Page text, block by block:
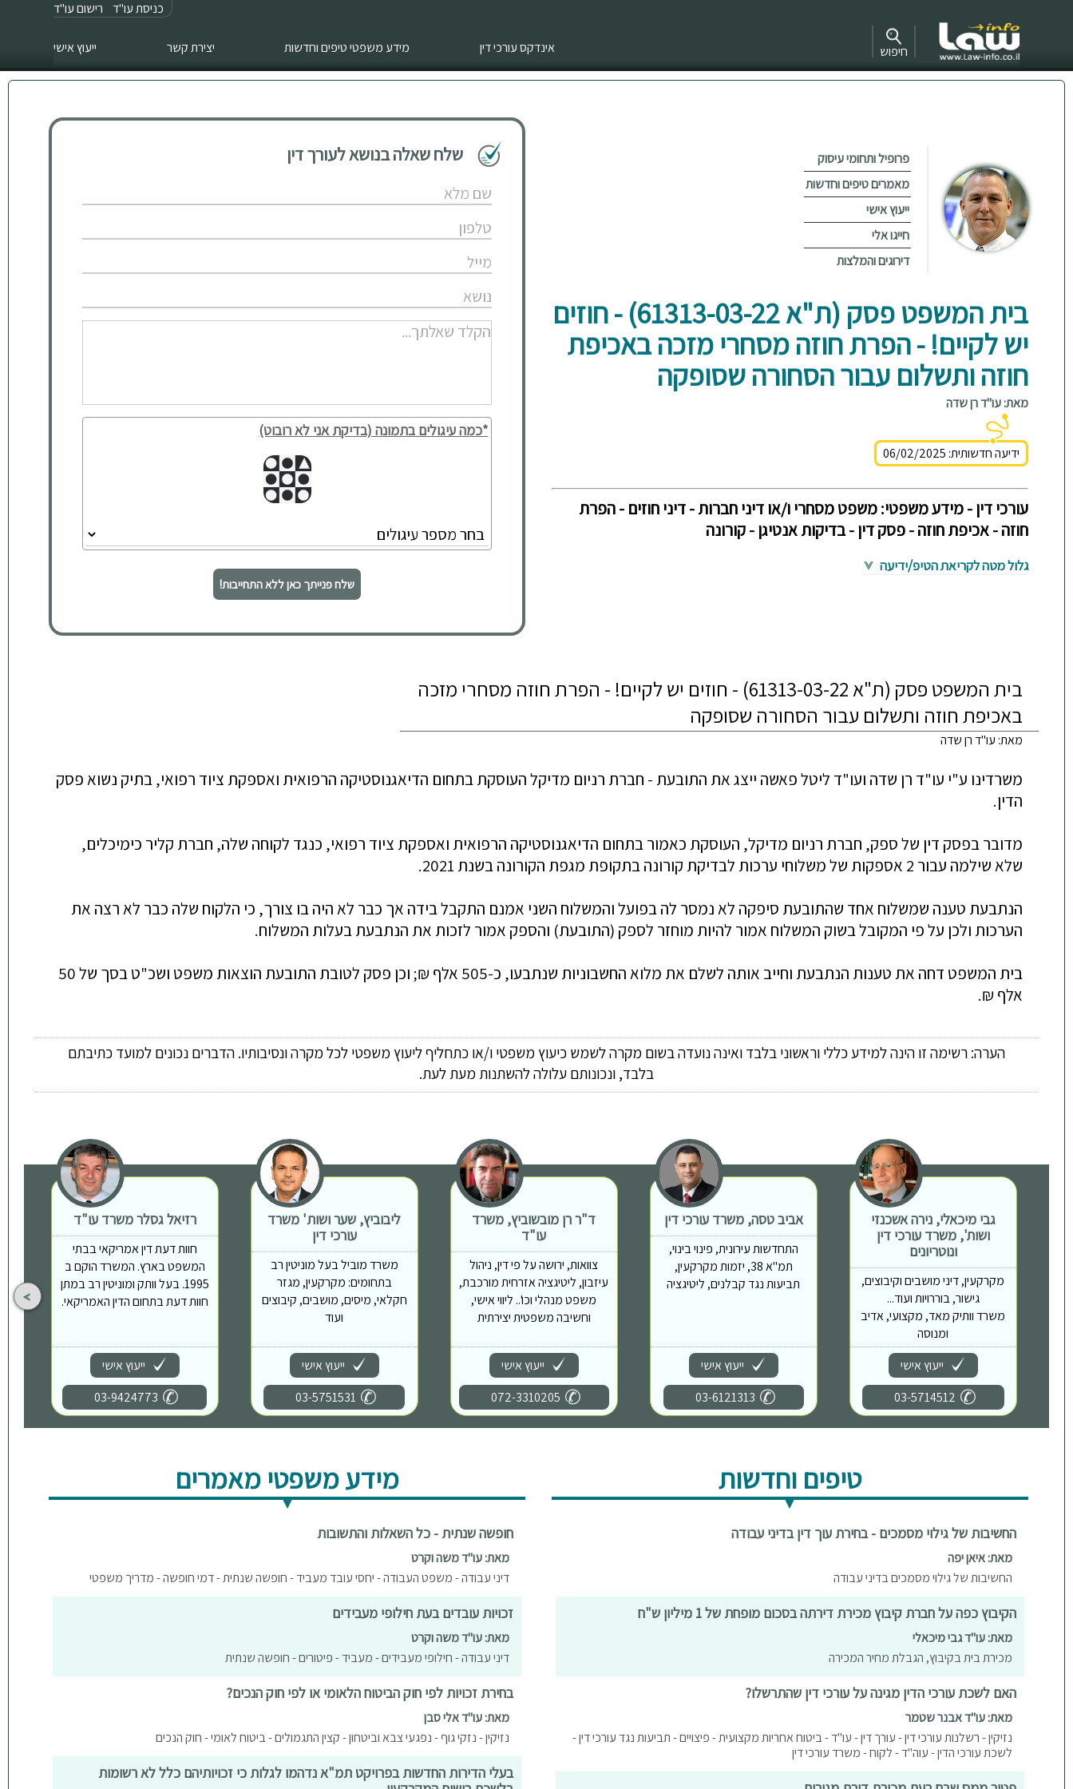
כניסת עו"ד רישום עו"ד
אינדקס עורכי דין מידע משפטי טיפים וחדשות יצירת קשר ייעוץ אישי חיפוש
פרופיל ותחומי עיסוק
מאמרים טיפים וחדשות
ייעוץ אישי
חייגו אלי
דירוגים והמלצות
בית המשפט פסק (ת"א 61313-03-22) - חוזים
יש לקיים! - הפרת חוזה מסחרי מזכה באכיפת
חוזה ותשלום עבור הסחורה שסופקה
מאת: עו"ד רן שדה
ידיעה חדשותית: 06/02/2025
עורכי דין - מידע משפטי: משפט מסחרי ו/או דיני חברות - דיני חוזים - הפרת
חוזה - אכיפת חוזה - פסק דין - בדיקות אנטיגן - קורונה
גלול מטה לקריאת הטיפ/ידיעה
שלח שאלה בנושא לעורך דין
*כמה עיגולים בתמונה (בדיקת אני לא רובוט)
שלח פנייתך כאן ללא התחייבות!
בית המשפט פסק (ת"א 61313-03-22) - חוזים יש לקיים! - הפרת חוזה מסחרי מזכה
באכיפת חוזה ותשלום עבור הסחורה שסופקה
מאת: עו"ד רן שדה
אלף ₪.
הערה: רשימה זו הינה למידע כללי וראשוני בלבד ואינה נועדה בשום מקרה לשמש כיעוץ משפטי ו/או כתחליף ליעוץ משפטי לכל מקרה ונסיבותיו. הדברים נכונים למועד כתיבתם
בלבד, ונכונותם עלולה להשתנות מעת לעת.
גבי מיכאלי, נירה אשכנזי
ושות', משרד עורכי דין
ונוטריונים
מקרקעין, דיני מושבים וקיבוצים,
גישור, בוררויות ועוד...
משרד וותיק מאד, מקצועי, אדיב
ומנוסה
ייעוץ אישי
03-5714512
אביב טסה, משרד עורכי דין
התחדשות עירונית, פינוי בינוי,
תמ"א 38, יזמות מקרקעין,
תביעות נגד קבלנים, ליטיגציה
ייעוץ אישי
03-6121313
ד"ר רן מובשוביץ, משרד
עו"ד
צוואות, ירושה על פי דין, ניהול
עיזבון, ליטיגציה אזרחית מורכבת,
משפט מנהלי וכו'.. ליווי אישי,
וחשיבה משפטית יצירתית
ייעוץ אישי
072-3310205
ליבוביץ, שער ושות' משרד
עורכי דין
משרד מוביל בעל מוניטין רב
בתחומים: מקרקעין, מגזר
חקלאי, מיסים, מושבים, קיבוצים
ועוד
ייעוץ אישי
03-5751531
רזיאל גסלר משרד עו"ד
חוות דעת דין אמריקאי בבתי
המשפט בארץ. המשרד הוקם ב
1995. בעל וותק ומוניטין רב במתן
חוות דעת בתחום הדין האמריקאי.
ייעוץ אישי
03-9424773
טיפים וחדשות
החשיבות של גילוי מסמכים - בחירת עוך דין בדיני עבודה
מאת: איאן יפה
החשיבות של גילוי מסמכים בדיני עבודה
הקיבוץ כפה על חברת קיבוץ מכירת דירתה בסכום מופחת של 1 מיליון ש"ח
מאת: עו"ד גבי מיכאלי
מכירת בית בקיבוץ, הגבלת מחיר המכירה
האם לשכת עורכי הדין מגינה על עורכי דין שהתרשלו?
מאת: עו"ד אבנר שטמר
נזיקין - רשלנות עורכי דין - עורך דין - עו"ד - ביטוח אחריות מקצועית - פיצויים - תביעות נגד עורכי דין -
לשכת עורכי הדין - עוה"ד - לקוח - משרד עורכי דין
מידע משפטי מאמרים
חופשה שנתית - כל השאלות והתשובות
מאת: עו"ד משה וקרט
דיני עבודה - משפט העבודה - יחסי עובד מעביד - חופשה שנתית - דמי חופשה - מדריך משפטי
זכויות עובדים בעת חילופי מעבידים
מאת: עו"ד משה וקרט
דיני עבודה - חילופי מעבידים - מעביד - פיטורים - חופשה שנתית
בחירת זכויות לפי חוק הביטוח הלאומי או לפי חוק הנכים?
מאת: עו"ד אלי סבן
נזיקין - נזקי גוף - נפגעי צבא וביטחון - קצין התגמולים - ביטוח לאומי - חוק הנכים
בעלי הדירות החדשות בפרויקט תמ"א נדהמו לגלות כי זכויותיהם כלל לא רשומות